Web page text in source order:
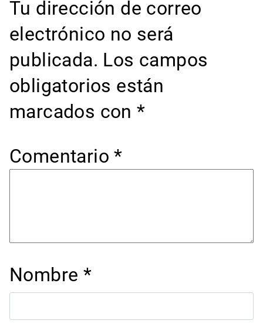
Tu dirección de correo
electrónico no será
publicada. Los campos
obligatorios están
marcados con*
Comentario*
Nombre *